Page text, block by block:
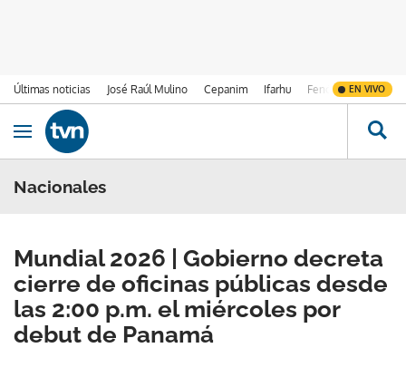
Últimas noticias José Raúl Mulino Cepanim Ifarhu Fenómeno de El
EN VIVO
Ir al contenido
Obrir navegació
Nacionales
Mundial 2026 | Gobierno decreta
cierre de oficinas públicas desde
las 2:00 p.m. el miércoles por
debut de Panamá